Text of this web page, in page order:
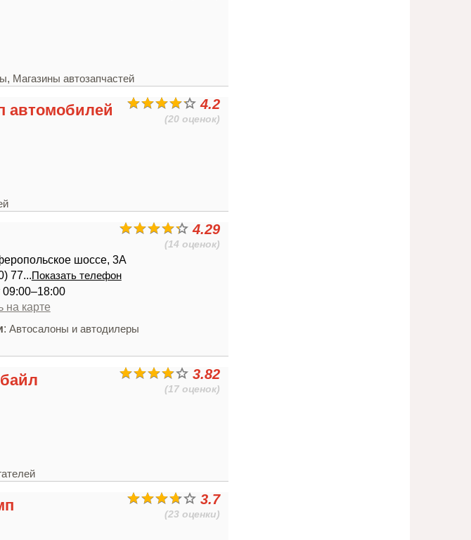
, Магазины автозапчастей
4.2
(20 оценок)
автомобилей
4.29
(14 оценок)
шоссе, 3А
77...Показать телефон
09:00–18:00
на карте
: Автосалоны и автодилеры
3.82
(17 оценок)
3.7
(23 оценки)